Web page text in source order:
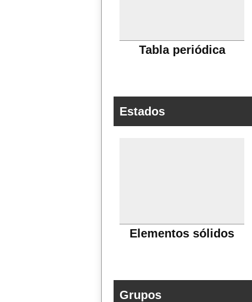
Tabla periódica
Estados
Elementos sólidos
Grupos